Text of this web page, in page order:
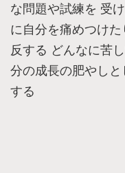
な問題や試練を 受
に自分を痛めつけ
反する どんなに苦
分の成長の肥やし
する